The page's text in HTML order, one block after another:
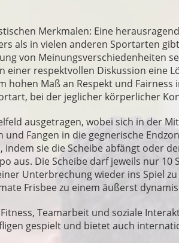
Merkmalen: Eine
als in vielen anderen Sportarten
von Meinungsverschiedenheiten
respektvollen Diskussion eine
Maß an Respekt und Fairness
bei der jeglicher körperlicher
ausgetragen, wobei sich in der
Fangen in die gegnerische
sie die Scheibe abfängt oder
aus. Die Scheibe darf jeweils nur
Unterbrechung wieder ins Spiel
Frisbee zu einem äußerst
Teamarbeit und soziale
gespielt und bietet auch